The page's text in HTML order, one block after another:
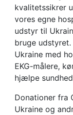
kvalitetssikrer
vores egne
udstyr til
bruge
Ukraine med
EKG-målere,
hjælpe
Donationer fra
Ukraine og